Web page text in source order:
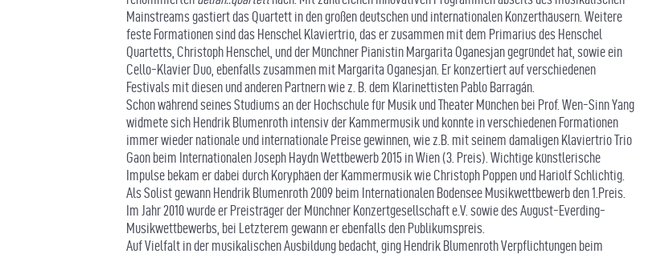
Mainstreams gastiert das Quartett in den großen deutschen und internationalen Konzerthäusern. Weitere
feste Formationen sind das Henschel Klaviertrio, das er zusammen mit dem Primarius des Henschel
Quartetts, Christoph Henschel, und der Münchner Pianistin Margarita Oganesjan gegründet hat, sowie ein
Cello-Klavier Duo, ebenfalls zusammen mit Margarita Oganesjan. Er konzertiert auf verschiedenen
Festivals mit diesen und anderen Partnern wie z. B. dem Klarinettisten Pablo Barragán.
Schon während seines Studiums an der Hochschule für Musik und Theater München bei Prof. Wen-Sinn Yang
widmete sich Hendrik Blumenroth intensiv der Kammermusik und konnte in verschiedenen Formationen
immer wieder nationale und internationale Preise gewinnen, wie z.B. mit seinem damaligen Klaviertrio Trio
Gaon beim Internationalen Joseph Haydn Wettbewerb 2015 in Wien (3. Preis). Wichtige künstlerische
Impulse bekam er dabei durch Koryphäen der Kammermusik wie Christoph Poppen und Hariolf Schlichtig.
Als Solist gewann Hendrik Blumenroth 2009 beim Internationalen Bodensee Musikwettbewerb den 1.Preis.
Im Jahr 2010 wurde er Preisträger der Münchner Konzertgesellschaft e.V. sowie des August-Everding-
Musikwettbewerbs, bei Letzterem gewann er ebenfalls den Publikumspreis.
Auf Vielfalt in der musikalischen Ausbildung bedacht, ging Hendrik Blumenroth Verpflichtungen beim